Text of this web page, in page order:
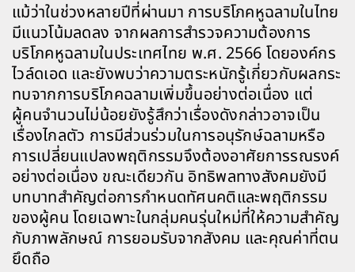
แม้ว่าในช่วงหลายปีที่ผ่านมา การบริโภคหูฉลามในไทย
มีแนวโน้มลดลง จากผลการสำรวจความต้องการ
บริโภคหูฉลามในประเทศไทย พ.ศ. 2566 โดยองค์กร
ไวล์ดเอด และยังพบว่าความตระหนักรู้เกี่ยวกับผลกระ
ทบจากการบริโภคฉลามเพิ่มขึ้นอย่างต่อเนื่อง แต่
ผู้คนจำนวนไม่น้อยยังรู้สึกว่าเรื่องดังกล่าวอาจเป็น
เรื่องไกลตัว การมีส่วนร่วมในการอนุรักษ์ฉลามหรือ
การเปลี่ยนแปลงพฤติกรรมจึงต้องอาศัยการรณรงค์
อย่างต่อเนื่อง ขณะเดียวกัน อิทธิพลทางสังคมยังมี
บทบาทสำคัญต่อการกำหนดทัศนคติและพฤติกรรม
ของผู้คน โดยเฉพาะในกลุ่มคนรุ่นใหม่ที่ให้ความสำคัญ
กับภาพลักษณ์ การยอมรับจากสังคม และคุณค่าที่ตน
ยึดถือ